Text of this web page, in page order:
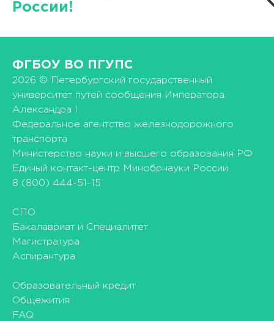
России!
ФГБОУ ВО ПГУПС
2026 © Петербургский государственный
университет путей сообщения Императора
Александра I
Федеральное агентство железнодорожного
транспорта
Министерство науки и высшего образования РФ
Единый контакт-центр Минобрнауки России
8 (800) 444-51-15
СПО
Бакалавриат и Специалитет
Магистратура
Аспирантура
Образовательный кредит
Общежития
FAQ